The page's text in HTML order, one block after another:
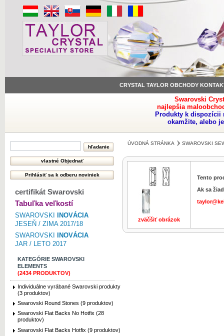
CRYSTAL TAYLOR OBCHODY
Swarovski
najlepšia
Produkty k dispozícii
okamžite, alebo
certifikát Swarovski
Tabuľka veľkostí
SWAROVSKI
INOVÁCIA
JESEŇ / ZIMA 2017/18
SWAROVSKI
INOVÁCIA
JAR / LETO 2017
KATEGÓRIE SWAROVSKI
ELEMENTS
(2434 PRODUKTOV)
Individuálne vyrábané Swarovski produkty
(3 produktov)
Swarovski Round Stones (9 produktov)
Swarovski Flat Backs No Hotfix (28
produktov)
Swarovski Flat Backs Hotfix (9 produktov)
ÚVODNÁ STRÁNKA SWAROVSKI
zväčšiť obrázok
Tento
Ak sa